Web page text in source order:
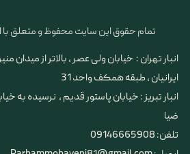
تمام حقوق این سایت محفوظ و متعلق با
انبار تهران : خیابان ولی عصر ، بالاتر از میدان
ایرانیان ، طبقه همکف واحد 31
​​​​​​​انبار تبریز : خیابان پاستور قدیم ، نرسیده به
ضیا
تلفن: 09146665908